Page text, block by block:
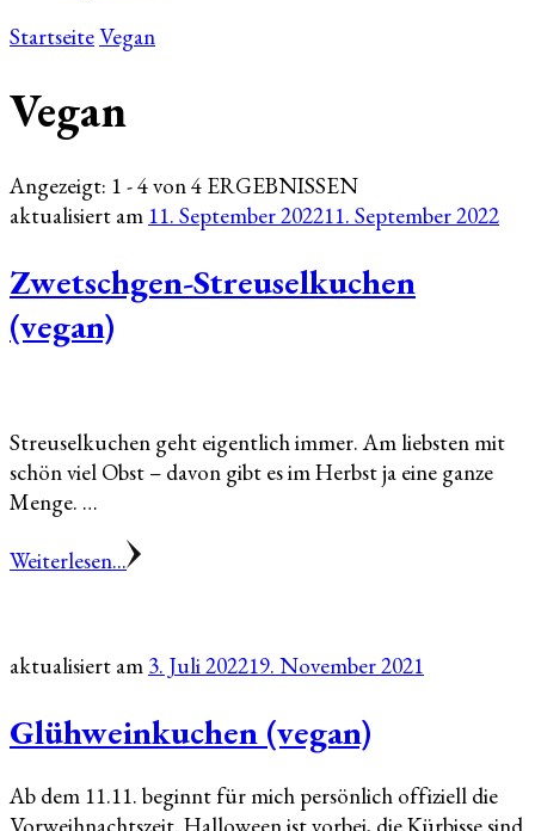
StartseiteVegan
Vegan
Angezeigt: 1 - 4 von 4 ERGEBNISSEN
aktualisiert am 11. September 202211. September 2022
Zwetschgen-Streuselkuchen
(vegan)
Streuselkuchen geht eigentlich immer. Am liebsten mit
schön viel Obst – davon gibt es im Herbst ja eine ganze
Menge. …
Weiterlesen...
aktualisiert am 3. Juli 202219. November 2021
Glühweinkuchen (vegan)
Ab dem 11.11. beginnt für mich persönlich offiziell die